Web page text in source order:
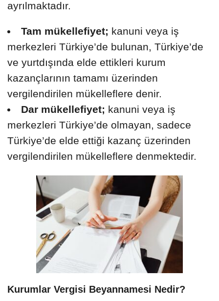
ayrılmaktadır.
Tam mükellefiyet; kanuni veya iş
merkezleri Türkiye’de bulunan, Türkiye’de
ve yurtdışında elde ettikleri kurum
kazançlarının tamamı üzerinden
vergilendirilen mükelleflere denir.
Dar mükellefiyet; kanuni veya iş
merkezleri Türkiye’de olmayan, sadece
Türkiye’de elde ettiği kazanç üzerinden
vergilendirilen mükelleflere denmektedir.
Kurumlar Vergisi Beyannamesi Nedir?